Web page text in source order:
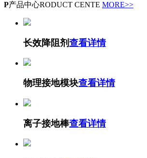
P产品中心RODUCT CENTE MORE>>
长效降阻剂查看详情
物理接地模块查看详情
离子接地棒查看详情